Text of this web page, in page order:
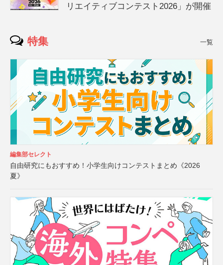
リエイティブコンテスト2026」が開催
特集 一覧
編集部セレクト
自由研究にもおすすめ！小学生向けコンテストまとめ《2026
夏》